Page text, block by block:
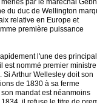
par le maréchal
du duc de Wellington
relative en Europe et
première puissance
l'une des
est nommé premier
Arthur Wellesley doit son
de 1830 à sa ferme
mandat est néanmoins